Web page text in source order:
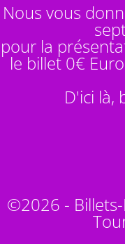
Nous vous
pour la
le billet 0€
D'ici là,
©2026 -